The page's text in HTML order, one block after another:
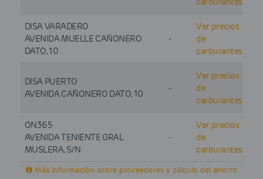
DISA VARADERO
AVENIDA MUELLE CAÑONERO
DATO, 10
-
Ver precios
de
carburantes
DISA PUERTO
AVENIDA CAÑONERO DATO, 10
-
Ver precios
de
carburantes
ON365
AVENIDA TENIENTE GRAL
MUSLERA, S/N
-
Ver precios
de
carburantes
Más información sobre proveedores y cálculo del ahorro